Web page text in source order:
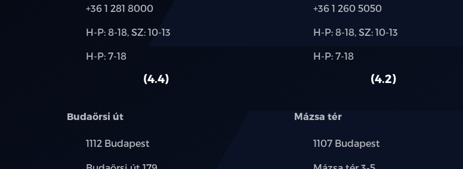
BCA (Holttérfigyelő
RCTA (Hátsó
ISOFIX rögzítési pontok
LED nappali menetfény
LED fényszórók
Telefon:
+36 1 281 8000
Új-
használt
H-P: 8-18, SZ: 10-13
Alkatrész,
H-P: 7-18
4.4
Telefon:
+36 1 260 5050
Új-
használt
H-P: 8-18, SZ: 10-13
Alkatrész,
H-P: 7-18
4.2
Budaörsi út
Település:
1112 Budapest
Cím:
Mázsa tér
Település:
1107 Budapest
Cím: